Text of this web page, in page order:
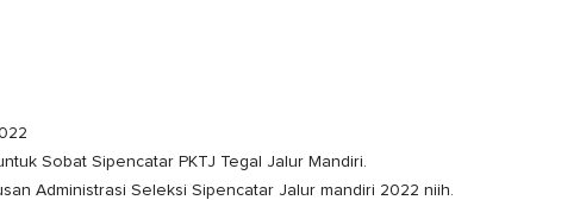
Sobat Sipencatar PKTJ Tegal Jalur Mandiri.
Administrasi Seleksi Sipencatar Jalur mandiri 2022 niih.